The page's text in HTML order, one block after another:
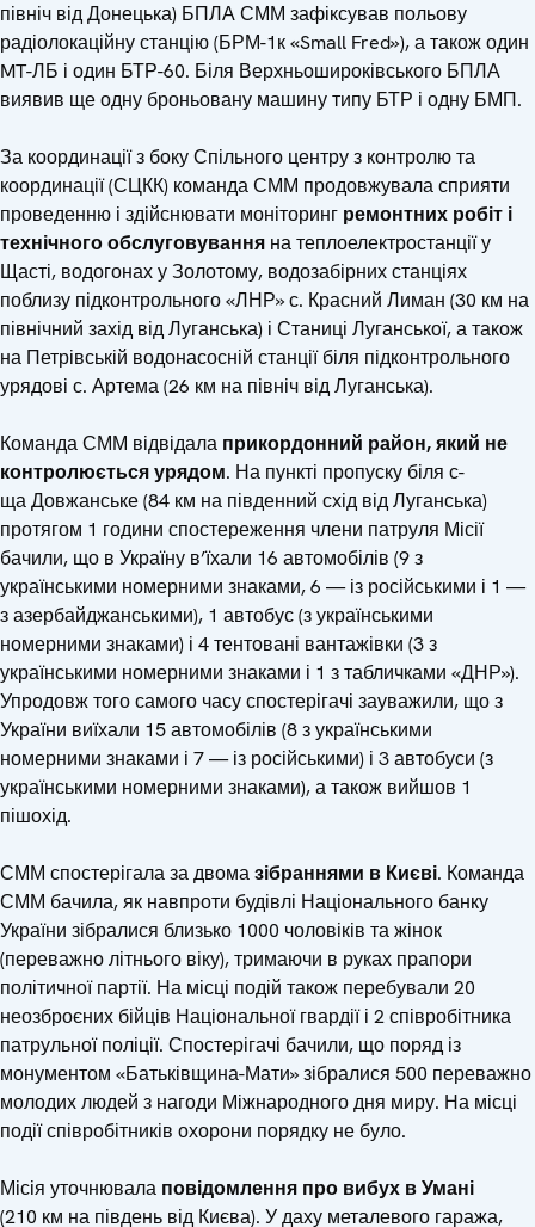
північ від Донецька) БПЛА СММ зафіксував польову
радіолокаційну станцію (БРМ-1к «Small Fred»), а також один
MT-ЛБ і один БТР-60. Біля Верхньошироківського БПЛА
виявив ще одну броньовану машину типу БТР і одну БМП.
За координації з боку Спільного центру з контролю та
координації (СЦКК) команда СММ продовжувала сприяти
проведенню і здійснювати моніторинг ремонтних робіт і
технічного обслуговування на теплоелектростанції у
Щасті, водогонах у Золотому, водозабірних станціях
поблизу підконтрольного «ЛНР» с. Красний Лиман (30 км на
північний захід від Луганська) і Станиці Луганської, а також
на Петрівській водонасосній станції біля підконтрольного
урядові с. Артема (26 км на північ від Луганська).
Команда СММ відвідала прикордонний район, який не
контролюється урядом. На пункті пропуску біля с-
ща Довжанське (84 км на південний схід від Луганська)
протягом 1 години спостереження члени патруля Місії
бачили, що в Україну в’їхали 16 автомобілів (9 з
українськими номерними знаками, 6 — із російськими і 1 —
з азербайджанськими), 1 автобус (з українськими
номерними знаками) і 4 тентовані вантажівки (3 з
українськими номерними знаками і 1 з табличками «ДНР»).
Упродовж того самого часу спостерігачі зауважили, що з
України виїхали 15 автомобілів (8 з українськими
номерними знаками і 7 — із російськими) і 3 автобуси (з
українськими номерними знаками), а також вийшов 1
пішохід.
СММ спостерігала за двомазібраннями в Києві. Команда
СММ бачила, як навпроти будівлі Національного банку
України зібралися близько 1000 чоловіків та жінок
(переважно літнього віку), тримаючи в руках прапори
політичної партії. На місці подій також перебували 20
неозброєних бійців Національної гвардії і 2 співробітника
патрульної поліції. Спостерігачі бачили, що поряд із
монументом «Батьківщина-Мати» зібралися 500 переважно
молодих людей з нагоди Міжнародного дня миру. На місці
події співробітників охорони порядку не було.
Місія уточнювала повідомлення про вибух в Умані
(210 км на південь від Києва). У даху металевого гаража,